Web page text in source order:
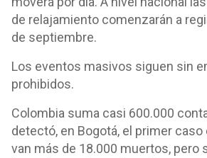
de relajamiento comenzarán a
de septiembre.
Los eventos masivos siguen sin
prohibidos.
Colombia suma casi 600.000
detectó, en Bogotá, el primer caso
van más de 18.000 muertos, pero